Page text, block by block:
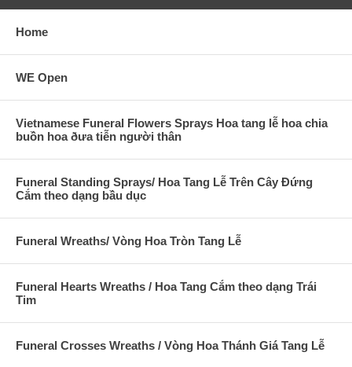
Home
WE Open
Vietnamese Funeral Flowers Sprays Hoa tang lễ hoa chia
buồn hoa ðưa tiễn người thân
Funeral Standing Sprays/ Hoa Tang Lễ Trên Cây Đứng
Cắm theo dạng bầu dục
Funeral Wreaths/ Vòng Hoa Tròn Tang Lễ
Funeral Hearts Wreaths / Hoa Tang Cắm theo dạng Trái
Tim
Funeral Crosses Wreaths / Vòng Hoa Thánh Giá Tang Lễ